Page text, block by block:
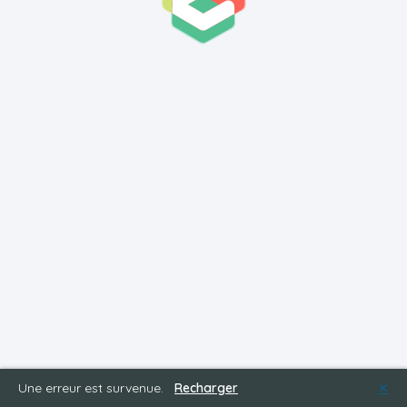
Une erreur est survenue. Recharger ✕